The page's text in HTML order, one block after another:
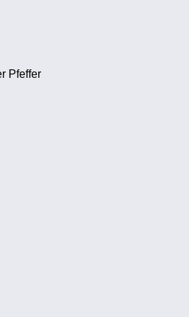
Pfeffer